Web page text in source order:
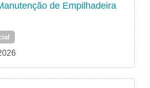
de Empilhadeira